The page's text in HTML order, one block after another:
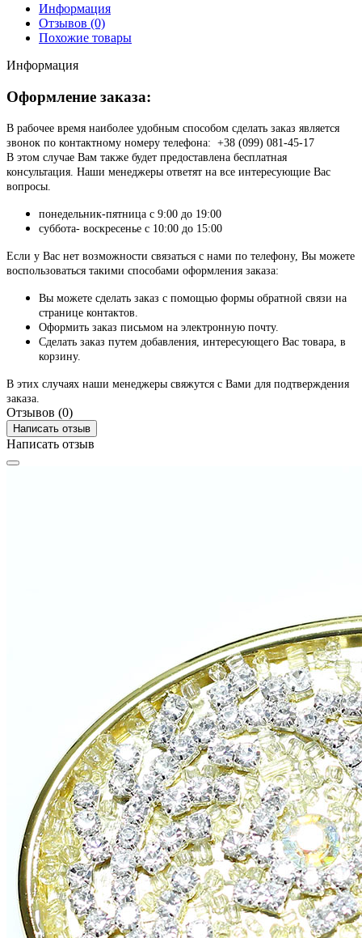
Информация
Отзывов (0)
Похожие товары
Информация
Оформление заказа:
В рабочее время наиболее удобным способом сделать заказ является
звонок по контактному номеру телефона: +38 (099) 081-45-17
В этом случае Вам также будет предоставлена бесплатная
консультация. Наши менеджеры ответят на все интересующие Вас
вопросы.
понедельник-пятница с 9:00 до 19:00
суббота- воскресенье с 10:00 до 15:00
Если у Вас нет возможности связаться с нами по телефону, Вы можете
воспользоваться такими способами оформления заказа:
Вы можете сделать заказ с помощью формы обратной связи на
странице контактов.
Оформить заказ письмом на электронную почту.
Сделать заказ путем добавления, интересующего Вас товара, в
корзину.
В этих случаях наши менеджеры свяжутся с Вами для подтверждения
заказа.
Отзывов (0)
Написать отзыв
Написать отзыв